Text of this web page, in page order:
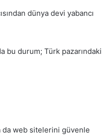
dünya devi yabancı
bu durum; Türk pazarındaki
da web sitelerini güvenle